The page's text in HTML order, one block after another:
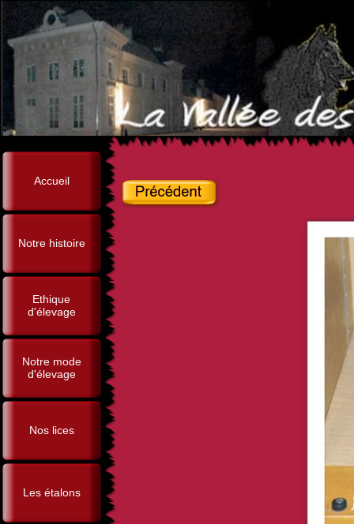
Accueil
Notre histoire
Ethique
d'élevage
Notre mode
d'élevage
Nos lices
Les étalons